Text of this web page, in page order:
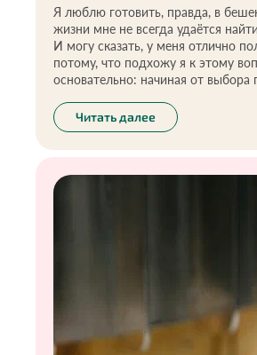
Я люблю готовить, правда, в
жизни мне не всегда удаётся
И могу сказать, у меня отлично
потому, что подхожу я к этому
основательно: начиная от выбора
подобранными ингредиентами.
Читать далее